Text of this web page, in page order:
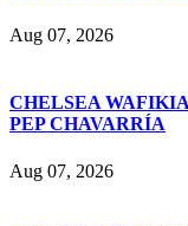
Aug 07, 2026
CHELSEA
PEP CHAVARRÍA
Aug 07, 2026